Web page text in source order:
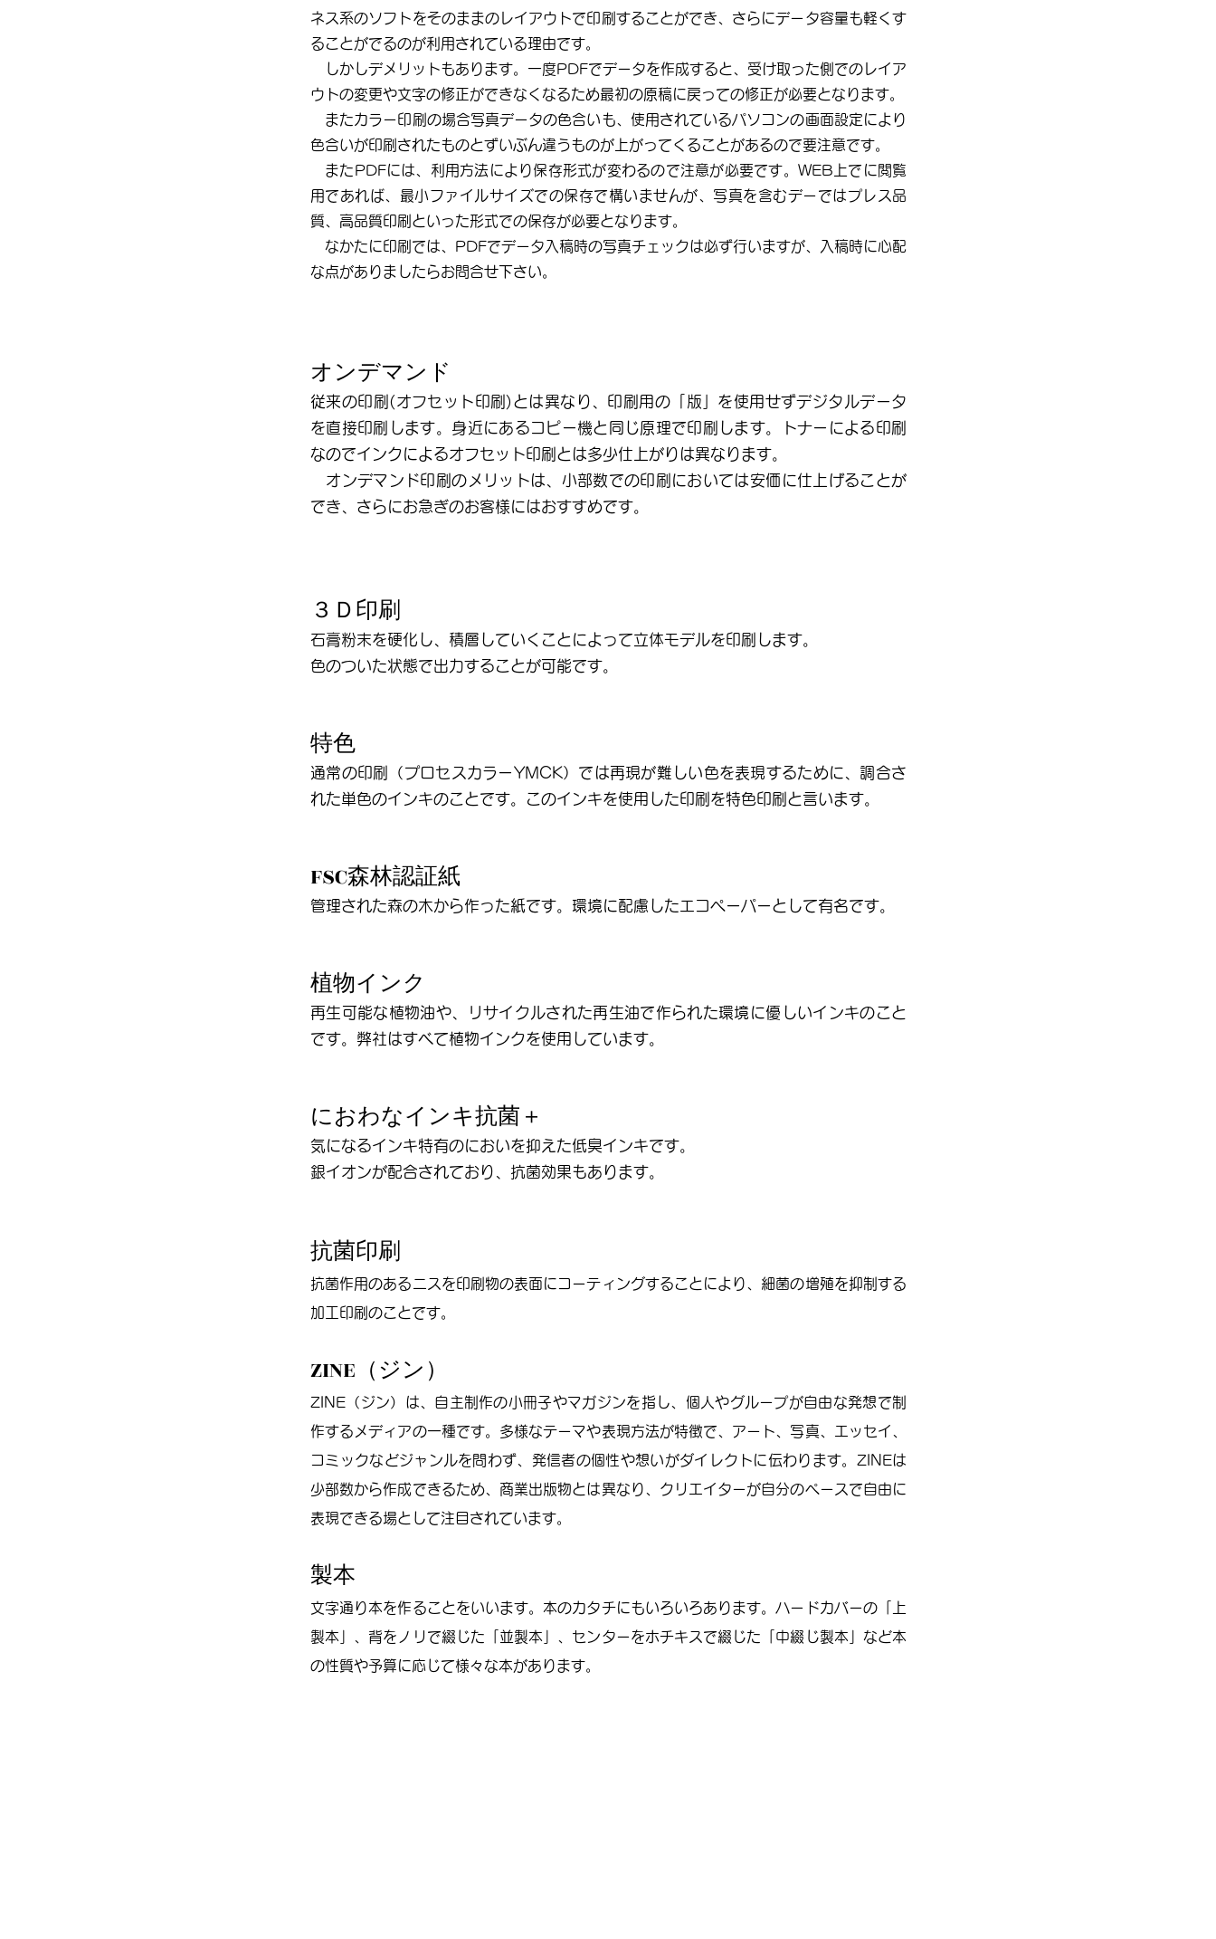
ネス系のソフトをそのままのレイアウトで印刷することができ、さらにデータ容量も軽くす
ることがでるのが利用されている理由です。
しかしデメリットもあります。一度PDFでデータを作成すると、受け取った側でのレイア
ウトの変更や文字の修正ができなくなるため最初の原稿に戻っての修正が必要となります。
またカラー印刷の場合写真データの色合いも、使用されているパソコンの画面設定により
色合いが印刷されたものとずいぶん違うものが上がってくることがあるので要注意です。
またPDFには、利用方法により保存形式が変わるので注意が必要です。WEB上でに閲覧
用であれば、最小ファイルサイズでの保存で構いませんが、写真を含むデーではプレス品
質、高品質印刷といった形式での保存が必要となります。
なかたに印刷では、PDFでデータ入稿時の写真チェックは必ず行いますが、入稿時に心配
な点がありましたらお問合せ下さい。
オンデマンド
従来の印刷 (オフセット印刷) とは異なり、印刷用の「版」を使用せずデジタルデータ
を直接印刷します。身近にあるコピー機と同じ原理で印刷します。トナーによる印刷
なのでインクによるオフセット印刷とは多少仕上がりは異なります。
オンデマンド印刷のメリットは、小部数での印刷においては安価に仕上げることが
でき、さらにお急ぎのお客様にはおすすめです。
３Ｄ印刷
石膏粉末を硬化し、積層していくことによって立体モデルを印刷します。
色のついた状態で出力することが可能です。
特色
通常の印刷（プロセスカラーYMCK）では再現が難しい色を表現するために、調合さ
れた単色のインキのことです。このインキを使用した印刷を特色印刷と言います。
FSC森林認証紙
管理された森の木から作った紙です。環境に配慮したエコペーパーとして有名です。
植物インク
再生可能な植物油や、リサイクルされた再生油で作られた環境に優しいインキのこと
です。弊社はすべて植物インクを使用しています。
におわなインキ抗菌＋
気になるインキ特有のにおいを抑えた低臭インキです。
銀イオンが配合されており、抗菌効果もあります。
抗菌印刷
抗菌作用のあるニスを印刷物の表面にコーティングすることにより、細菌の増殖を抑制する
加工印刷のことです。
ZINE（ジン）
ZINE（ジン）は、自主制作の小冊子やマガジンを指し、個人やグループが自由な発想で制
作するメディアの一種です。多様なテーマや表現方法が特徴で、アート、写真、エッセイ、
コミックなどジャンルを問わず、発信者の個性や想いがダイレクトに伝わります。ZINEは
少部数から作成できるため、商業出版物とは異なり、クリエイターが自分のペースで自由に
表現できる場として注目されています。
製本
文字通り本を作ることをいいます。本のカタチにもいろいろあります。ハードカバーの「上
製本」、背をノリで綴じた「並製本」、センターをホチキスで綴じた「中綴じ製本」など本
の性質や予算に応じて様々な本があります。